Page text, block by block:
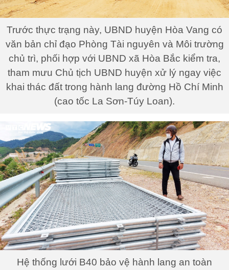
Trước thực trạng này, UBND huyện Hòa Vang có
văn bản chỉ đạo Phòng Tài nguyên và Môi trường
chủ trì, phối hợp với UBND xã Hòa Bắc kiểm tra,
tham mưu Chủ tịch UBND huyện xử lý ngay việc
khai thác đất trong hành lang đường Hồ Chí Minh
(cao tốc La Sơn-Túy Loan).
Hệ thống lưới B40 bảo vệ hành lang an toàn